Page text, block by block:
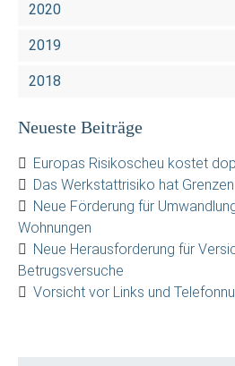
2020
2019
2018
Neueste Beiträge
Europas Risikoscheu kostet
Das Werkstattrisiko hat Grenzen
Neue Förderung für
Wohnungen
Neue Herausforderung für
Betrugsversuche
Vorsicht vor Links und